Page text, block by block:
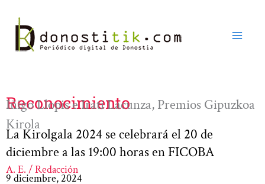
contenido
Reconocimiento
Iñigo Llopis e Irati Lacunza, Premios Gipuzkoa
Kirola
La Kirolgala 2024 se celebrará el 20 de
diciembre a las 19:00 horas en FICOBA
A. E. / Redacción
9 diciembre, 2024